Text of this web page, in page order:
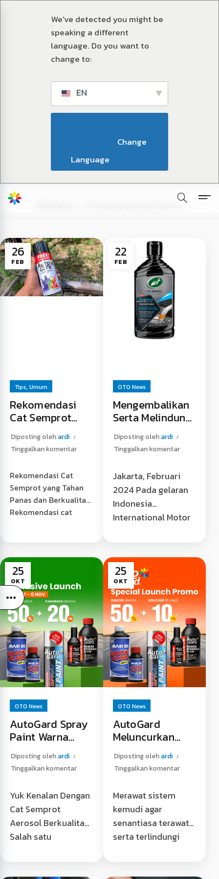
We've detected you might be
speaking a different
language. Do you want to
change to:
EN
Language
26
FEB
Tips, Umum
Rekomendasi
Cat Semprot
Tahan Panas
Diposting olehardi
Tinggalkan komentar
Rekomendasi Cat
Semprot yang Tahan
Panas dan Berkualitas
Rekomendasi cat
tahan...
22
FEB
OTO News
Mengembalikan
Serta Melindungi
Trim Plastik
Eksterior
Menjadi “Selalu
Baru”
Diposting olehardi
Tinggalkan komentar
Jakarta, Februari
2024 Pada gelaran
Indonesia
International Motor
Kemayoran, Jakarta
Pusat. Laris Chandra
selaku sole […]
25
OKT
OTO News
AutoGard Spray
Paint Warna
Terbaru
Meluncur Di
Official Store
Tokopedia
Diposting olehardi
Tinggalkan komentar
Yuk Kenalan Dengan
Cat Semprot
Aerosol Berkualitas
Salah satu
25
OKT
OTO News
AutoGard
Meluncurkan
Produk Power
Steering Fluid di
Platform Shopee
Diposting olehardi
Tinggalkan komentar
Merawat sistem
kemudi agar
senantiasa terawat
serta terlindungi